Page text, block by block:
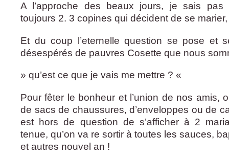
A l’approche des beaux jours, je sais pas
toujours 2. 3 copines qui décident de se marier,
Et du coup l’eternelle question se pose et
désespérés de pauvres Cosette que nous
» qu’est ce que je vais me mettre ? «
Pour fêter le bonheur et l’union de nos amis,
de sacs de chaussures, d’enveloppes ou de
est hors de question de s’afficher à 2
tenue, qu’on va re sortir à toutes les sauces,
et autres nouvel an !